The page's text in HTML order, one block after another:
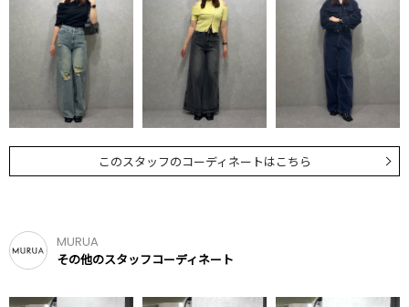
このスタッフのコーディネートはこちら
MURUA
その他のスタッフコーディネート